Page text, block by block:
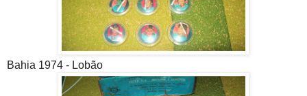
Bahia 1974 - Lobão